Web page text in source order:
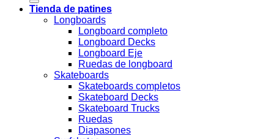
Tienda de patines
Longboards
Longboard completo
Longboard Decks
Longboard Eje
Ruedas de longboard
Skateboards
Skateboards completos
Skateboard Decks
Skateboard Trucks
Ruedas
Diapasones